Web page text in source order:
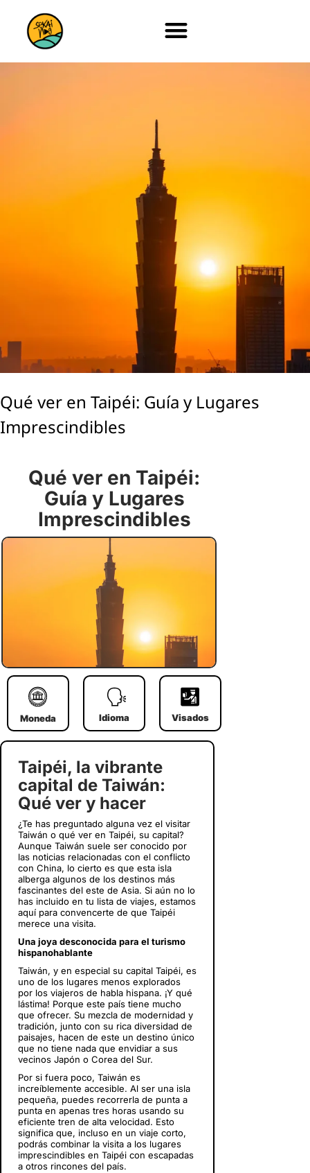
Qué ver en Taipéi: Guía y Lugares
Imprescindibles
Qué ver en Taipéi:
Guía y Lugares
Imprescindibles
Moneda Idioma Visados
Taipéi, la vibrante
capital de Taiwán:
Qué ver y hacer
¿Te has preguntado alguna vez el visitar
Taiwán o qué ver en Taipéi, su capital?
Aunque Taiwán suele ser conocido por
las noticias relacionadas con el conflicto
con China, lo cierto es que esta isla
alberga algunos de los destinos más
fascinantes del este de Asia. Si aún no lo
has incluido en tu lista de viajes, estamos
aquí para convencerte de que Taipéi
merece una visita.
Una joya desconocida para el turismo
hispanohablante
Taiwán, y en especial su capital Taipéi, es
uno de los lugares menos explorados
por los viajeros de habla hispana. ¡Y qué
lástima! Porque este país tiene mucho
que ofrecer. Su mezcla de modernidad y
tradición, junto con su rica diversidad de
paisajes, hacen de este un destino único
que no tiene nada que envidiar a sus
vecinos Japón o Corea del Sur.
Por si fuera poco, Taiwán es
increíblemente accesible. Al ser una isla
pequeña, puedes recorrerla de punta a
punta en apenas tres horas usando su
eficiente tren de alta velocidad. Esto
significa que, incluso en un viaje corto,
podrás combinar la visita a los lugares
imprescindibles en Taipéi con escapadas
a otros rincones del país.